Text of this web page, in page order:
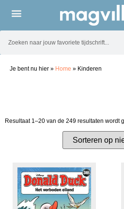
Je bent nu hier » Home » Kinderen
Resultaat 1–20 van de 249 resultaten wordt